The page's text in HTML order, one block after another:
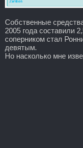
Собственные
2005 года составили
соперником стал
девятым.
Но насколько мне